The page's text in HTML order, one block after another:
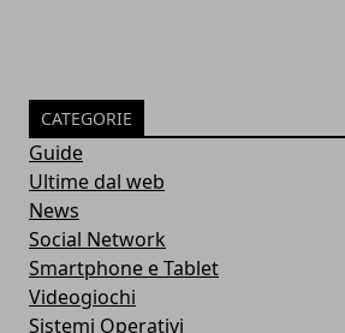
CATEGORIE
Guide
Ultime dal web
News
Social Network
Smartphone e Tablet
Videogiochi
Sistemi Operativi